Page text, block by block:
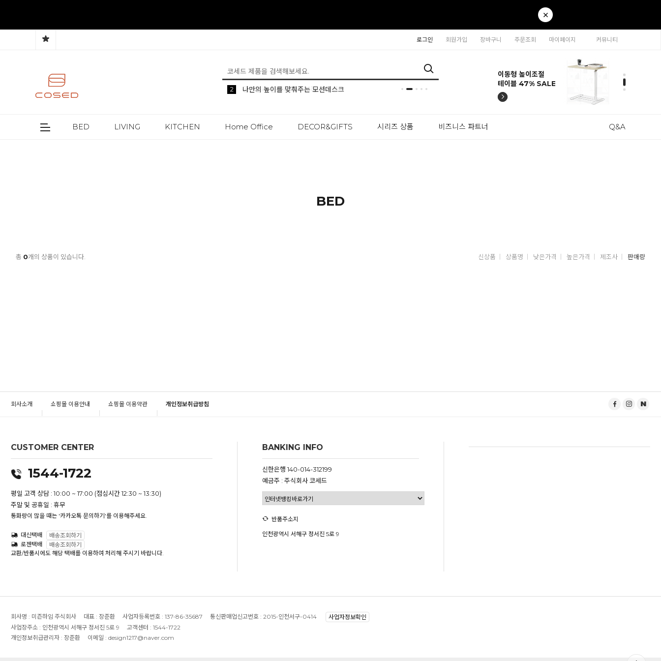
로그인 회원가입 장바구니 주문조회 마이페이지 커뮤니티
5 생활 속 편리한 이동식 사이드 테이블 시리즈
1 공간분리 인테리어의 시작 파티션
2 나만의 높이를 맞춰주는 모션데스크
티나 인테리어의자
57% SALE
카라 연결형책장
65% SALE
이동형 높이조절
테이블 47% SALE
티나 인테리어의자
57% SALE
카라 연결형책장
65% SALE
BED LIVING KITCHEN Home Office DECOR&GIFTS 시리즈 상품 비즈니스 파트너 Q&A
BED
총 0개의 상품이 있습니다. 신상품 상품명 낮은가격 높은가격 제조사 판매량
회사소개 쇼핑몰 이용안내 쇼핑몰 이용약관 개인정보취급방침
CUSTOMER CENTER
1544-1722
평일 고객 상담 : 10:00 ~ 17:00 (점심시간 12:30 ~ 13:30)
주말 및 공휴일 : 휴무
통화량이 많을 때는 '카카오톡 문의하기'를 이용해주세요.
대신택배
배송조회하기
로젠택배
배송조회하기
교환/반품시에도 해당 택배를 이용하여 처리해 주시기 바랍니다.
BANKING INFO
신한은행 140-014-312199
예금주 : 주식회사 코세드
반품주소지
인천광역시 서해구 정서진 5로 9
회사명 : 미즌하임 주식회사 대표 : 장준환 사업자등록번호 : 137-86-35687 통신판매업신고번호 : 2015-인천서구-0414
사업자정보확인
사업장주소 : 인천광역시 서해구 정서진 5로 9 고객센터 : 1544-1722
개인정보취급관리자 : 장준환 이메일 : design1217@naver.com